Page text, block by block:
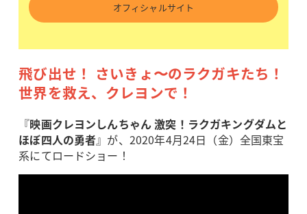
オフィシャルサイト
飛び出せ！ さいきょ〜のラクガキたち！
世界を救え、クレヨンで！
『映画クレヨンしんちゃん 激突！ラクガキングダムと
ほぼ四人の勇者』が、2020年4月24日（金）全国東宝
系にてロードショー！